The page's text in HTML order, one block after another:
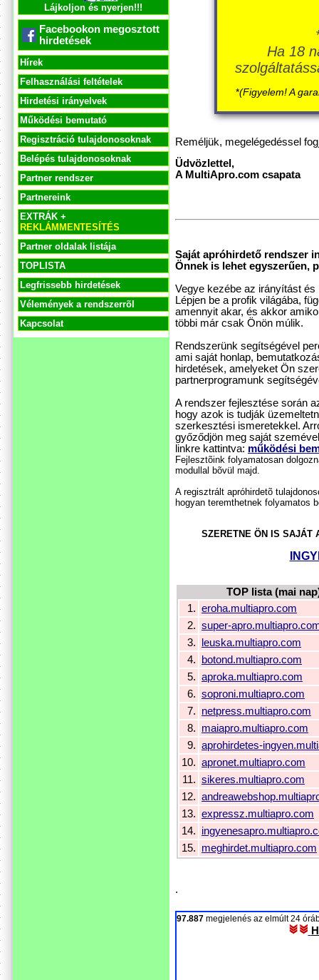
Lájkoljon és nyerjen!!!
Facebookon megosztott
hirdetések
Hírek
Felhasználási feltételek
Hirdetési irányelvek
Működési bemutató
Regisztráció tulajdonosoknak
Belépés tulajdonosoknak
Partner rendszer
Partnereink
EXTRÁK +
REKLÁMMENTESÍTÉS
Partner oldalak listája
TOPLISTA
Legfrissebb hirdetések
Vélemények a rendszerrõl
Kapcsolat
Ha 18
*(Figyelem! A
Reméljük, megelégedéssel
Üdvözlettel,
A MultiApro.com csapata
Saját apróhirdető rendszer
Önnek is lehet egyszerűen,
Vegye kezébe az irányítást
Lépjen be a profik világába,
amennyit akar, és akkor
többi már csak Önön múlik.
Rendszerünk segítségével
ami saját honlap,
hirdetések, amelyeket Ön
partnerprogramunk
A rendszer fejlesztése során
hogy azok is tudják
szerkesztési ismeretekkel.
győződjön meg saját
linkre kattintva: működési
Fejlesztõink folyamatosan
modullal bõvül majd.
A regisztrált apróhirdetõ
hogyan teremthetnek folyamatos
SZERETNE ÖN IS SAJÁT
TOP lista (mai
1. eroha.multiapro.com
2. super-
3.
leuska.multiapro.com
4.
botond.multiapro.com
5. aproka.multiapro.com
6. soproni.multiapro.com
7.
netpress.multiapro.com
8.
maiapro.multiapro.com
9. aprohirdetes-
10. apronet.multiapro.com
11. sikeres.multiapro.com
12.
13. expressz.multiapro.com
14.
15.
meghirdet.multiapro.com
.
97.887 megjelenés az elmúlt 24